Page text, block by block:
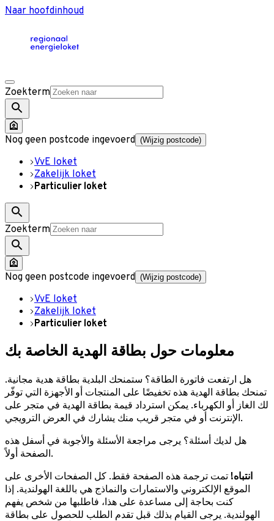
Naar hoofdinhoud
Zoekterm
Nog geen postcode ingevoerd (Wijzig postcode)
VvE loket
Zakelijk loket
Particulier loket
Zoekterm
Nog geen postcode ingevoerd (Wijzig postcode)
VvE loket
Zakelijk loket
Particulier loket
معلومات حول بطاقة الهدية الخاصة بك
هل ارتفعت فاتورة الطاقة؟ ستمنحك البلدية بطاقة هدية مجانية.
تمنحك بطاقة الهدية هذه تخفيضًا على المنتجات أو الأجهزة التي توفّر
لك الغاز أو الكهرباء. يمكن استرداد قيمة بطاقة الهدية في متجر على
الإنترنت أو في متجر قريب منك يشارك في العرض الترويجي.
هل لديك أسئلة؟ يرجى مراجعة الأسئلة والأجوبة في أسفل هذه
الصفحة أولاً.
انتباه! تمت ترجمة هذه الصفحة فقط. كل الصفحات الأخرى على
الموقع الإلكتروني والاستمارات والنماذج هي باللغة الهولندية. إذا
كنت بحاجة إلى مساعدة على هذا، فاطلبها من شخص يفهم
الهولندية. يرجى القيام بذلك قبل تقدم الطلب للحصول على بطاقة